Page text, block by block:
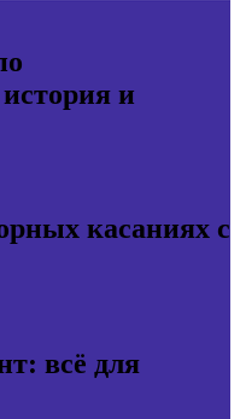
и
касаниях с
всё для